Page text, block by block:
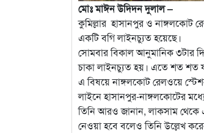
মোঃ মাঈন উদিদন দুলাল –
কুমিল্লার হাসানপুর ও নাঙ্গলকোট
একটি বগি লাইনচ্যুত হয়েছে।
সোমবার বিকাল আনুমানিক ৩টার
চাকা লাইনচ্যুত হয়। এতে শত শত
এ বিষয়ে নাঙ্গলকোট রেলওয়ে
লাইনে হাসানপুর-নাঙ্গলকোটের
তিনি আরও জানান, লাকসাম থেকে
নেওয়া হবে বলেও তিনি উল্লেখ